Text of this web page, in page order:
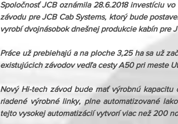
Spoločnosť JCB oznámila 28.6.2018 investíciu
závodu pre JCB Cab Systems, ktorý bude
vyrobí dvojnásobok dnešnej produkcie kabín pre
Práce už prebiehajú a na ploche 3,25 ha sa už
existujúcich závodov vedľa cesty A50 pri meste
Nový Hi-tech závod bude mať výrobnú
riadené výrobné linky, plne automatizované
tejto vysokej automatizácií vytvorí viac než 200